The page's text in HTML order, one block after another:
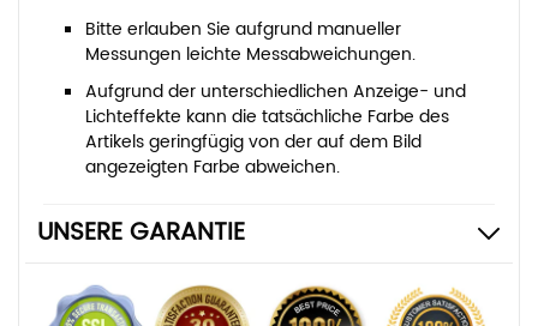
Bitte erlauben Sie aufgrund manueller
Messungen leichte Messabweichungen.
Aufgrund der unterschiedlichen Anzeige- und
Lichteffekte kann die tatsächliche Farbe des
Artikels geringfügig von der auf dem Bild
angezeigten Farbe abweichen.
UNSERE GARANTIE